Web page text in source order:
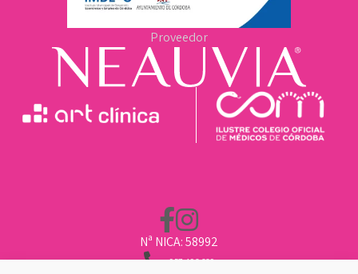
Nª NICA: 58992
957 496 669
Proveedor